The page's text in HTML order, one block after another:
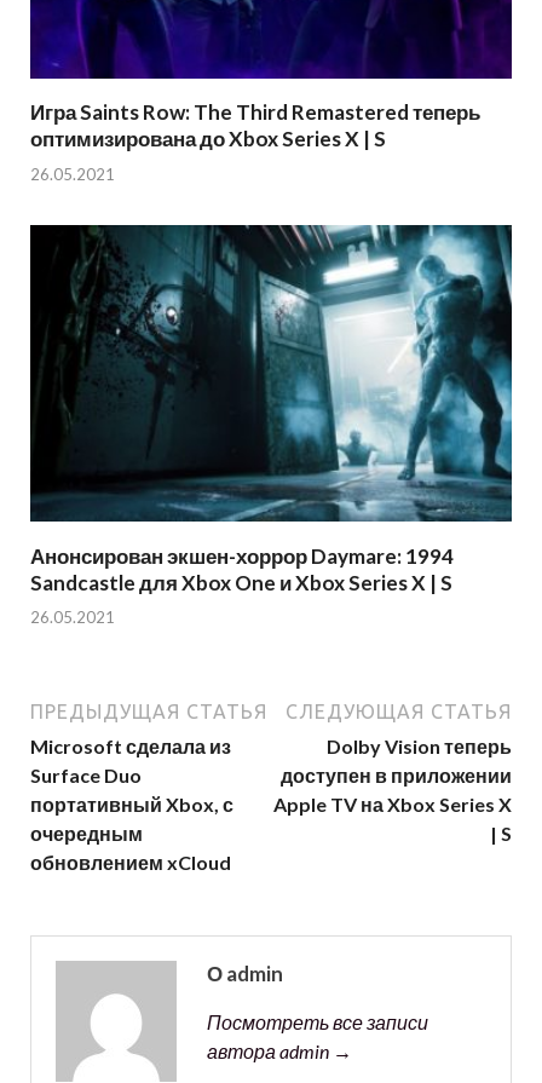
Игра Saints Row: The Third Remastered теперь
оптимизирована до Xbox Series X | S
26.05.2021
Анонсирован экшен-хоррор Daymare: 1994
Sandcastle для Xbox One и Xbox Series X | S
26.05.2021
ПРЕДЫДУЩАЯ СТАТЬЯ
Microsoft сделала из
Surface Duo
портативный Xbox, с
очередным
обновлением xCloud
СЛЕДУЮЩАЯ СТАТЬЯ
Dolby Vision теперь
доступен в приложении
Apple TV на Xbox Series X
| S
О admin
Посмотреть все записи
автора admin →